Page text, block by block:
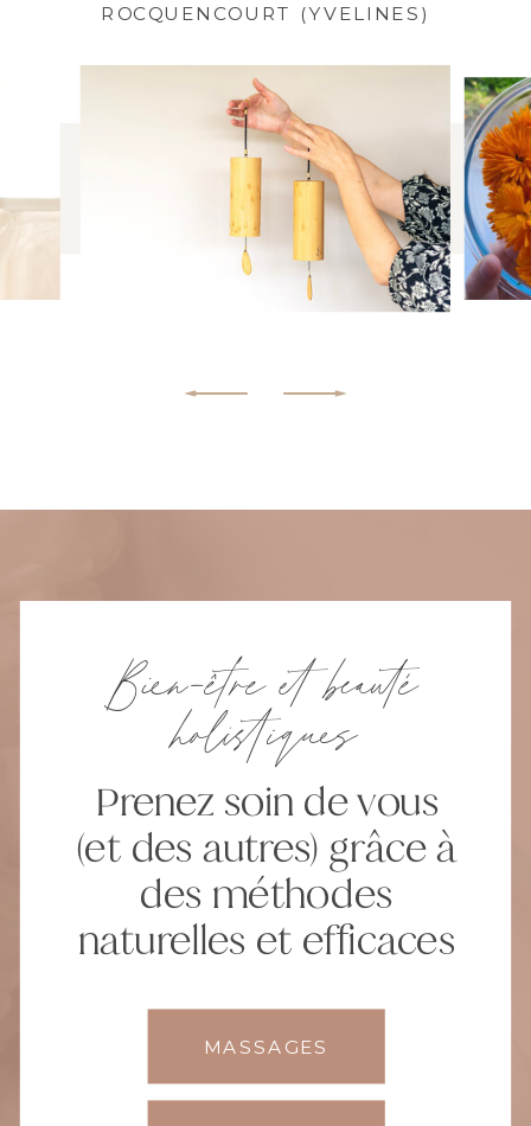
ROCQUENCOURT (YVELINES)
MASSAGES
Prenez soin de vous
(et des autres) grâce à
des méthodes
naturelles et efficaces
Bien-être et beauté
holistiques